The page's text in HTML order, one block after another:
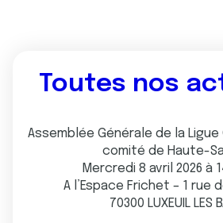
Toutes nos
Assemblée Générale de la
comité de Haute-
Mercredi 8 avril 2026 à
A l’Espace Frichet – 1 rue
70300 LUXEUIL LES